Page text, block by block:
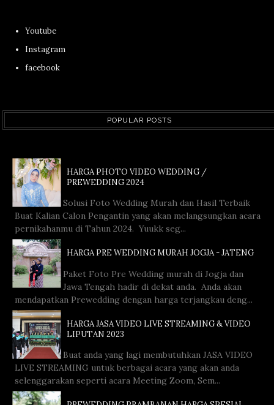
Youtube
Instagram
facebook
POPULAR POSTS
HARGA PHOTO VIDEO WEDDING /
PREWEDDING 2024
Solusi Foto Wedding Murah dan Hasil Terbaik
Buat Kalian Calon Pengantin yang akan melangsungkan acara
pernikahanmu di Tahun 2024. Yuukk seg...
HARGA PRE WEDDING MURAH JOGJA - JATENG
Paket Foto Pre Wedding murah di Jogja dan
Jawa Tengah hadir di dekat anda. Anda akan
mendapatkan Prewedding dengan harga terjangkau deng...
HARGA JASA VIDEO LIVE STREAMING & VIDEO
LIPUTAN 2023
Buat anda yang lagi membutuhkan JASA VIDEO
LIVE STREAMING untuk berbagai acara yang akan anda
selenggarakan seperti acara Meeting Zoom, Sem...